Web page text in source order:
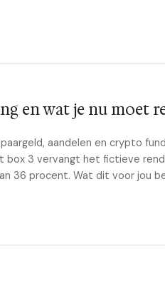
en wat je nu moet
aandelen en crypto
box 3 vervangt het fictieve
36 procent. Wat dit voor jou